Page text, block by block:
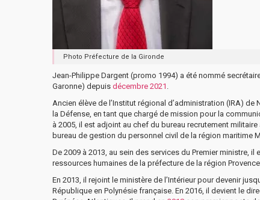
Photo Préfecture de la Gironde
Jean-Philippe Dargent (promo 1994) a été nommé
Garonne) depuis décembre 2021
Ancien élève de l’Institut régional d’administration (IRA)
la Défense, en tant que chargé de mission pour la
à 2005, il est adjoint au chef du bureau recrutement
bureau de gestion du personnel civil de la région maritime
De 2009 à 2013, au sein des services du Premier ministre,
ressources humaines de la préfecture de la région
En 2013, il rejoint le ministère de l’Intérieur pour devenir
République en Polynésie française. En 2016, il devient le